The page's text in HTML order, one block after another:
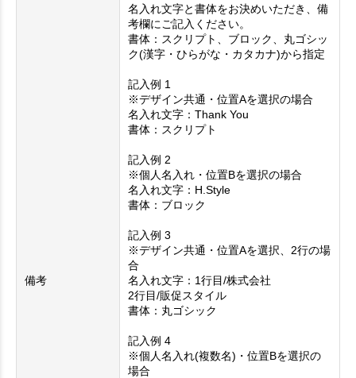
備考
名入れ文字と書体をお決めいただき、備
考欄にご記入ください。
書体：スクリプト、ブロック、丸ゴシッ
ク(漢字・ひらがな・カタカナ)から指定
記入例 1
※デザイン共通・位置Aを選択の場合
名入れ文字：Thank You
書体：スクリプト
記入例 2
※個人名入れ・位置Bを選択の場合
名入れ文字：H.Style
書体：ブロック
記入例 3
※デザイン共通・位置Aを選択、2行の場
合
名入れ文字：1行目/株式会社
2行目/販促スタイル
書体：丸ゴシック
記入例 4
※個人名入れ(複数名)・位置Bを選択の
場合